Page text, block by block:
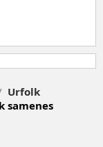
Urfolk
samenes